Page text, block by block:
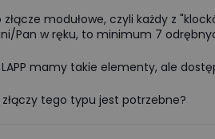
złącze modułowe, czyli każdy z
Pan w ręku, to minimum 7
mamy takie elementy, ale
złączy tego typu jest potrzebne?